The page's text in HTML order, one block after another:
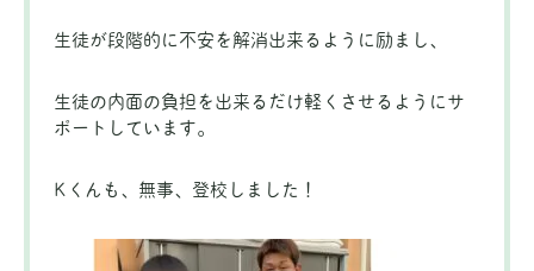
生徒が段階的に不安を解消出来るように励まし、
生徒の内面の負担を出来るだけ軽くさせるようにサ
ポートしています。
Kくんも、無事、登校しました！